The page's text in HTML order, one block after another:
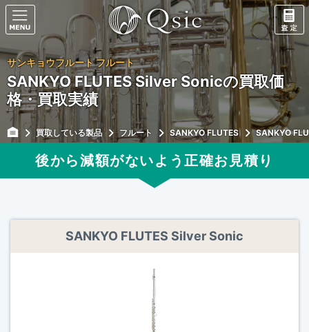
サンキョウフルート フルート
SANKYO FLUTES Silver Sonicの買取価
格・買取実績
買取している製品 フルート SANKYO FLUTES SANKYO
後から減額がないよう正確お見積り
SANKYO FLUTES Silver Sonic